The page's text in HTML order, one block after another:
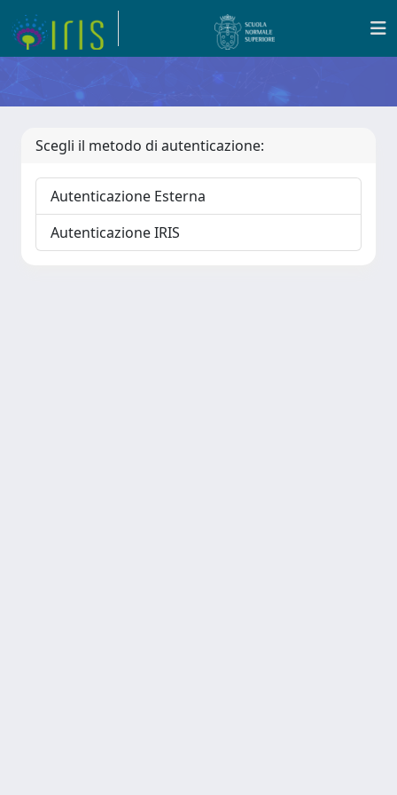
Scegli il metodo di autenticazione:
Autenticazione Esterna
Autenticazione IRIS